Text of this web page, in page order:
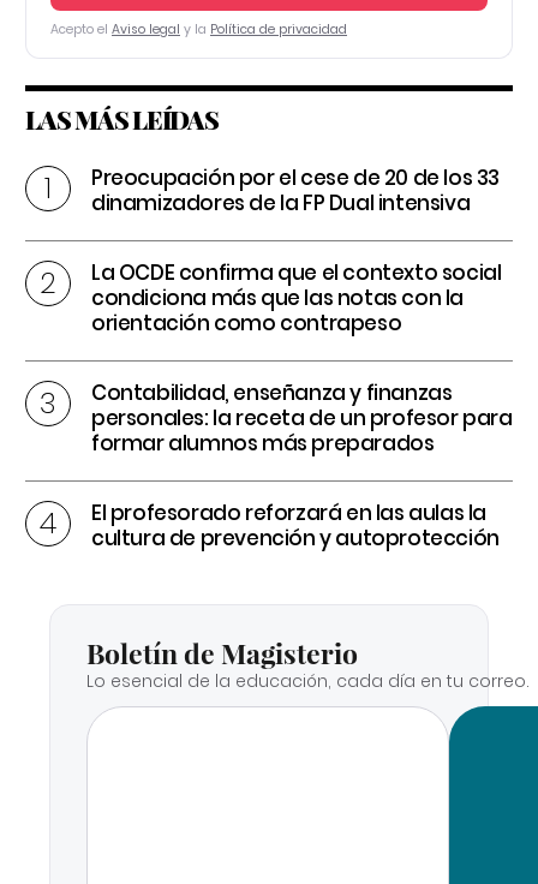
Acepto el Aviso legal y la Política de privacidad
LAS MÁS LEÍDAS
Preocupación por el cese de 20 de los 33
dinamizadores de la FP Dual intensiva
La OCDE confirma que el contexto social
condiciona más que las notas con la
orientación como contrapeso
Contabilidad, enseñanza y finanzas
personales: la receta de un profesor para
formar alumnos más preparados
El profesorado reforzará en las aulas la
cultura de prevención y autoprotección
Boletín de Magisterio
Lo esencial de la educación, cada día en tu correo.